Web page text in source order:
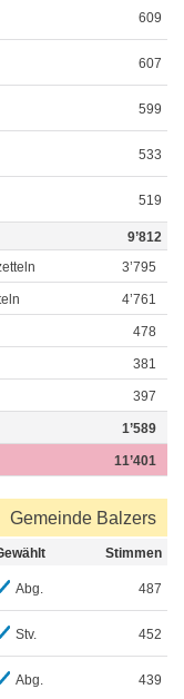
609
607
599
533
519
9’812
3’795
4’761
478
381
397
1’589
11’401
Gemeinde Balzers
Stimmen
Abg. 487
Stv. 452
Abg. 439